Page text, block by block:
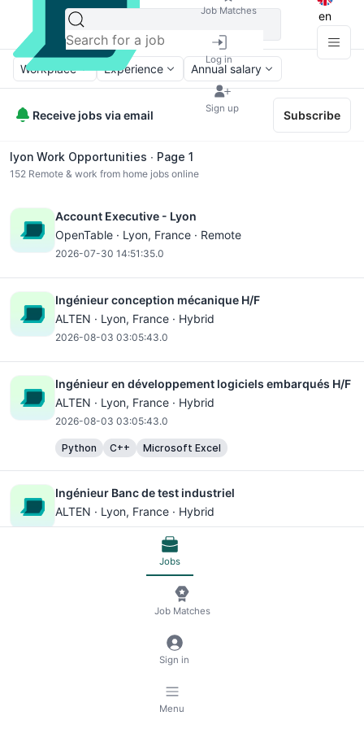
Job Matches
Log in
Sign up
en
Workplace Experience Annual salary
Receive jobs via email Subscribe
lyon Work Opportunities ∙ Page 1
152 Remote & work from home jobs online
Account Executive - Lyon
OpenTable · Lyon, France · Remote
2026-07-30 14:51:35.0
Ingénieur conception mécanique H/F
ALTEN · Lyon, France · Hybrid
2026-08-03 03:05:43.0
Ingénieur en développement logiciels embarqués H/F
ALTEN · Lyon, France · Hybrid
2026-08-03 03:05:43.0
Python C++ Microsoft Excel
Ingénieur Banc de test industriel
ALTEN · Lyon, France · Hybrid
2026-08-03 03:05:43.0
Ingénieur mécatronique H/F
, France · Hybrid
2026-08-03 03:05:43.0
Ingénieur Installation Générale H/F
2026-08-03 03:05:43.0
Jobs
Job Matches
Sign in
Menu